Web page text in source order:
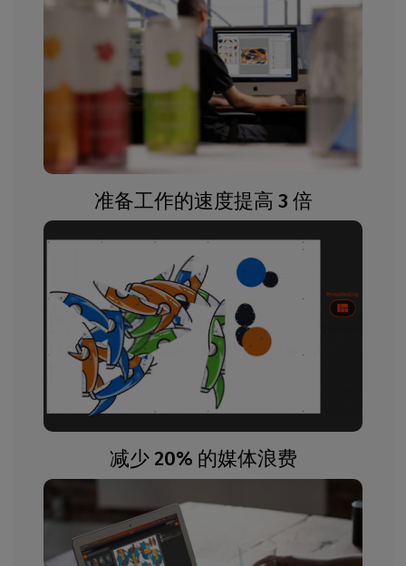
准备工作的速度提高 3 倍
减少 20% 的媒体浪费